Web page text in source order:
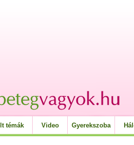
témák Video Gyerekszoba